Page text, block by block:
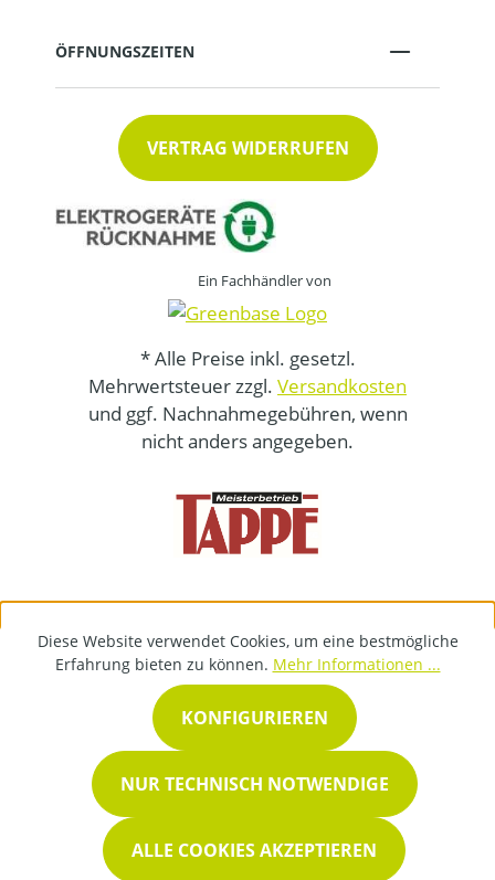
ÖFFNUNGSZEITEN
VERTRAG WIDERRUFEN
Ein Fachhändler von
* Alle Preise inkl. gesetzl.
Mehrwertsteuer zzgl. Versandkosten
und ggf. Nachnahmegebühren, wenn
nicht anders angegeben.
Diese Website verwendet Cookies, um eine bestmögliche
Erfahrung bieten zu können. Mehr Informationen ...
NUR TECHNISCH NOTWENDIGE
KONFIGURIEREN
ALLE COOKIES AKZEPTIEREN